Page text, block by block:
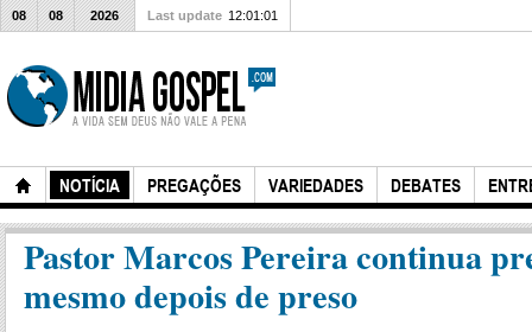
NOTÍCIA PREGAÇÕES VARIEDADES DEBATES
08 08 2026 Last update 12:01:01
Pastor Marcos Pereira continua
mesmo depois de preso